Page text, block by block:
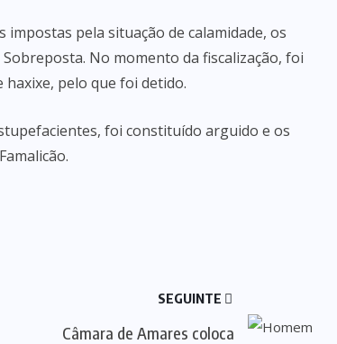
pela situação de calamidade, os
No momento da fiscalização, foi
pelo que foi detido.
foi constituído arguido e os
SEGUINTE
Câmara de Amares coloca